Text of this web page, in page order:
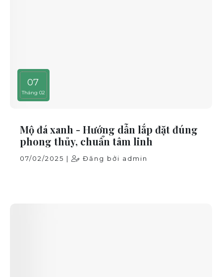
07
Tháng 02
Mộ đá xanh - Hướng dẫn lắp đặt đúng
phong thủy, chuẩn tâm linh
07/02/2025 | Đăng bởi admin